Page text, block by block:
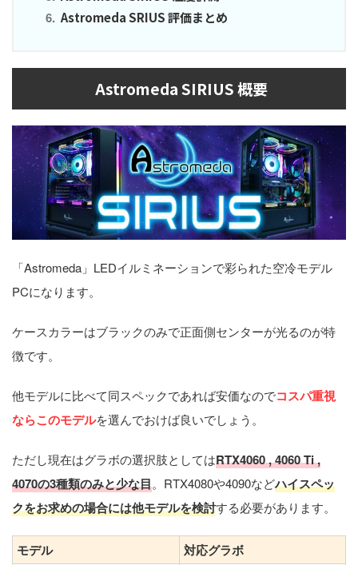
Astromeda SRIUS 評価まとめ
Astromeda SIRIUS 概要
「Astromeda」LEDイルミネーションで彩られた空冷モデル
PCになります。
ケースカラーはブラックのみで正面側センターが光るのが特
徴です。
他モデルに比べて同スペックであれば安価なのでコスパ重視
ならこのモデルを選んでおけば良いでしょう。
ただし現在はグラボの選択肢としてはRTX4060 , 4060 Ti ,
4070の3種類のみと少な目。RTX4080や4090などハイスペッ
クをお求めの場合には他モデルを検討する必要があります。
モデル 対応グラボ